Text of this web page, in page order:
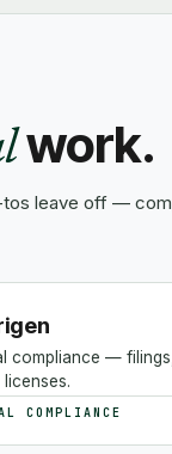
work.
leave off —
compliance — filings,
licenses.
COMPLIANCE